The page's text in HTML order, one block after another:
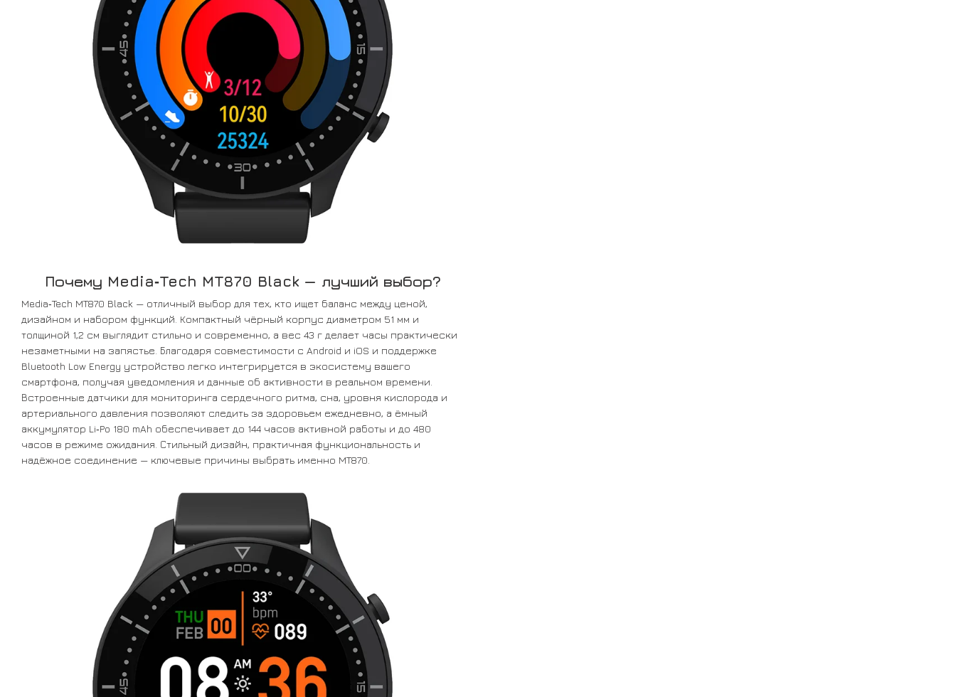
Почему Media‑Tech MT870 Black — лучший выбор?
Media‑Tech MT870 Black — отличный выбор для тех, кто ищет баланс между ценой,
дизайном и набором функций. Компактный чёрный корпус диаметром 51 мм и
толщиной 1,2 см выглядит стильно и современно, а вес 43 г делает часы практически
незаметными на запястье. Благодаря совместимости с Android и iOS и поддержке
Bluetooth Low Energy устройство легко интегрируется в экосистему вашего
смартфона, получая уведомления и данные об активности в реальном времени.
Встроенные датчики для мониторинга сердечного ритма, сна, уровня кислорода и
артериального давления позволяют следить за здоровьем ежедневно, а ёмный
аккумулятор Li‑Po 180 mAh обеспечивает до 144 часов активной работы и до 480
часов в режиме ожидания. Стильный дизайн, практичная функциональность и
надёжное соединение — ключевые причины выбрать именно MT870.